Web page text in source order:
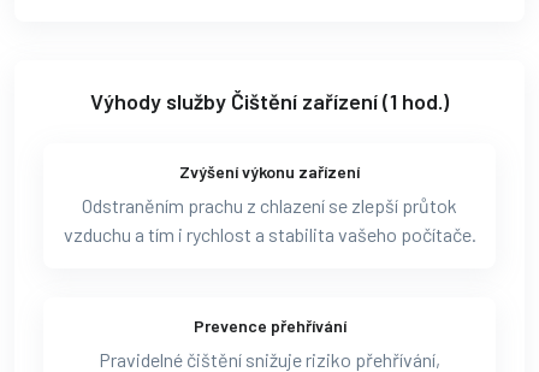
Výhody služby Čištění zařízení (1 hod.)
Zvýšení výkonu zařízení
Odstraněním prachu z chlazení se zlepší průtok
vzduchu a tím i rychlost a stabilita vašeho počítače.
Prevence přehřívání
Pravidelné čištění snižuje riziko přehřívání,